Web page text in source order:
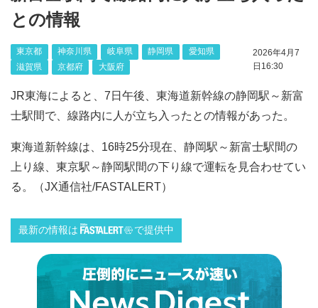
との情報
東京都 神奈川県 岐阜県 静岡県
愛知県
滋賀県
京都府 大阪府
2026年4月7
日16:30
JR東海によると、7日午後、東海道新幹線の静岡駅～新富
士駅間で、線路内に人が立ち入ったとの情報があった。
東海道新幹線は、16時25分現在、静岡駅～新富士駅間の
上り線、東京駅～静岡駅間の下り線で運転を見合わせてい
る。（JX通信社/FASTALERT）
最新の情報は で提供中